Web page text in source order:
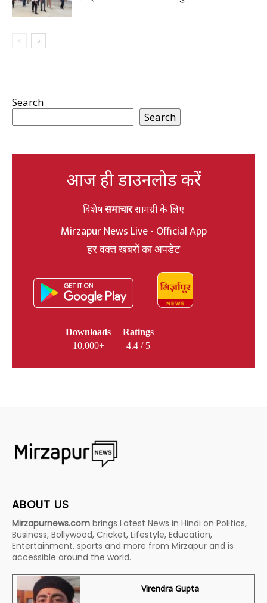
Search
Search
आज ही डाउनलोड करें
विशेषसमाचारसामग्री के लिए
Mirzapur News Live - Official App
हर वक्त खबरों का अपडेट
Downloads
10,000+
Ratings
4.4 / 5
ABOUT US
Mirzapurnews.com brings Latest News in Hindi on Politics,
Business, Bollywood, Cricket, Lifestyle, Education,
Entertainment, sports and more from Mirzapur and is
accessible around the world.
Virendra Gupta